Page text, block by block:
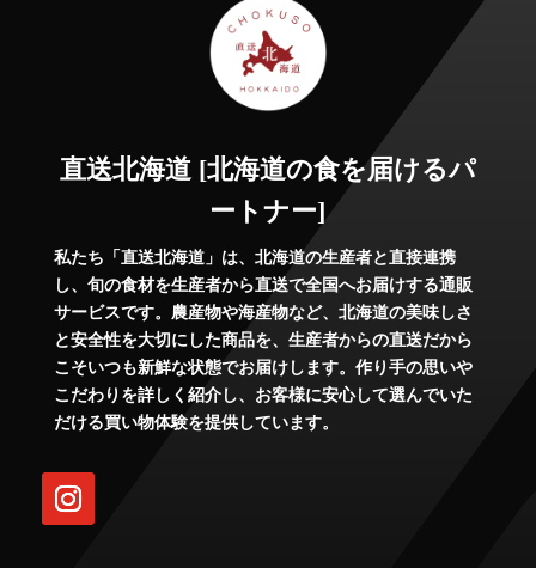
直送北海道 [北海道の食を届けるパ
ートナー]
私たち「直送北海道」は、北海道の生産者と直接連携
し、旬の食材を生産者から直送で全国へお届けする通販
サービスです。農産物や海産物など、北海道の美味しさ
と安全性を大切にした商品を、生産者からの直送だから
こそいつも新鮮な状態でお届けします。作り手の思いや
こだわりを詳しく紹介し、お客様に安心して選んでいた
だける買い物体験を提供しています。